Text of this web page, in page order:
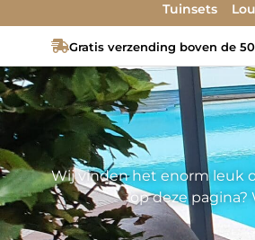
Tuinsets
Gratis verzending boven de
Wij vinden het enorm leuk
op deze